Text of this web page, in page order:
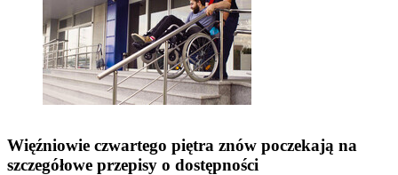
Więźniowie czwartego piętra znów poczekają na
szczegółowe przepisy o dostępności